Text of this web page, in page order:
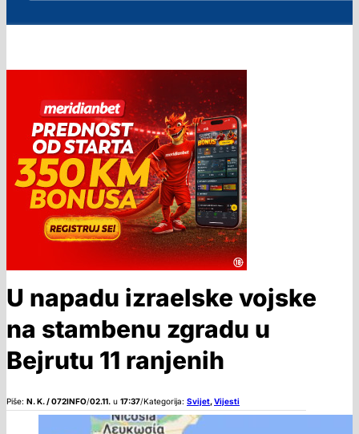
U napadu izraelske vojske
na stambenu zgradu u
Bejrutu 11 ranjenih
Piše: N. K. / 072INFO/02.11. u 17:37/Kategorija: Svijet,Vijesti